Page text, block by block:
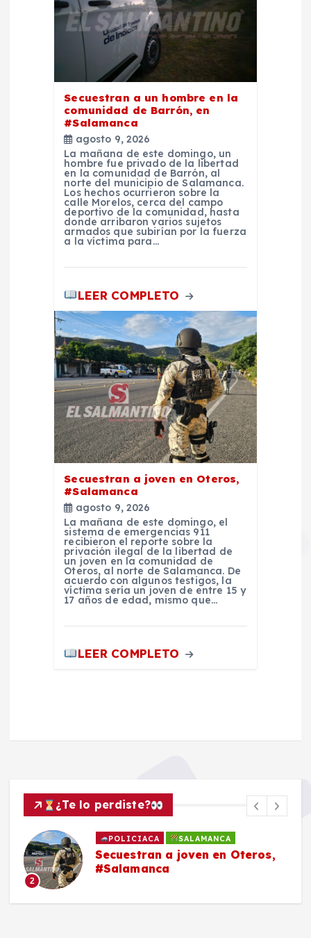
Secuestran a un hombre en la
comunidad de Barrón, en
#Salamanca
agosto 9, 2026
La mañana de este domingo, un
hombre fue privado de la libertad
en la comunidad de Barrón, al
norte del municipio de Salamanca.
Los hechos ocurrieron sobre la
calle Morelos, cerca del campo
deportivo de la comunidad, hasta
donde arribaron varios sujetos
armados que subirían por la fuerza
a la víctima para…
LEER COMPLETO
Secuestran a joven en Oteros,
#Salamanca
agosto 9, 2026
La mañana de este domingo, el
sistema de emergencias 911
recibieron el reporte sobre la
privación ilegal de la libertad de
un joven en la comunidad de
Oteros, al norte de Salamanca. De
acuerdo con algunos testigos, la
víctima sería un joven de entre 15 y
17 años de edad, mismo que…
LEER COMPLETO
¿Te lo perdiste?
2
POLICIACA SALAMANCA
Secuestran a joven en Oteros,
#Salamanca